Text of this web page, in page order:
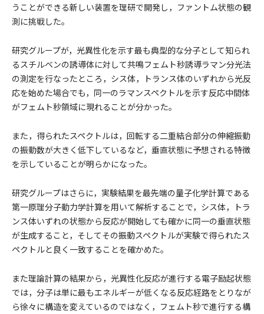
うことができる新しい装置を理研で開発し，ファントム状態の観
測に挑戦した。
研究グループが，光異性化を示す最も典型的な分子として知られ
るスチルベンの誘導体に対して共鳴フェムト秒誘導ラマン分光法
の測定を行なったところ，シス体，トランス体のいずれから光反
応を始めた場合でも，同一のラマンスペクトルを示す反応中間体
がフェムト秒領域に現れることが分かった。
また，得られたスペクトルは，回転する二重結合部分の伸縮振動
の振動数が大きく低下しているなど，垂直状態に予想される特徴
を示していることが明らかになった。
研究グループはさらに，実験結果を最先端の量子化学計算である
第一原理分子動力学計算を用いて解析することで，シス体，トラ
ンス体いずれの状態から反応が開始しても確かに同一の垂直状態
が生成すること，そしてその振動スペクトルが実験で得られたス
ペクトルと良く一致することを確かめた。
また理論計算の結果から，光異性化反応が進行する電子励起状態
では，分子は単に最もエネルギーが低くなる反応経路をとりなが
ら徐々に構造を変えているのではなく，フェムト秒で進行する構